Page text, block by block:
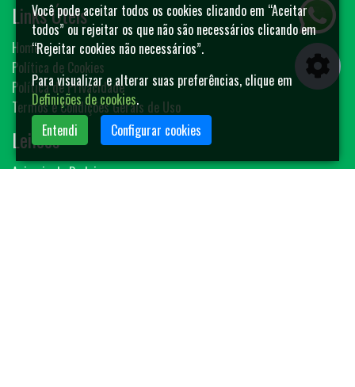
Links Úteis
Home
Política de Cookies
Política de Privacidade
Termos e Condições Gerais de Uso
Leilões
Animais de Rodeio
Você pode aceitar todos os cookies clicando em “Aceitar
todos” ou rejeitar os que não são necessários clicando em
“Rejeitar cookies não necessários”.
Para visualizar e alterar suas preferências, clique em
Definições de cookies.
Entendi
Configurar cookies